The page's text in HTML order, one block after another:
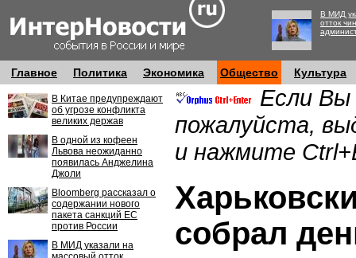
В МИД
отток
Главное Политика Экономика Общество Культура
В Китае предупреждают
об угрозе конфликта
великих держав
В одной из кофеен
Львова неожиданно
появилась Анджелина
Джоли
Bloomberg рассказал о
содержании нового
пакета санкций ЕС
против России
В МИД указали на
Если Вы
пожалуйста,
и нажмите
собрал